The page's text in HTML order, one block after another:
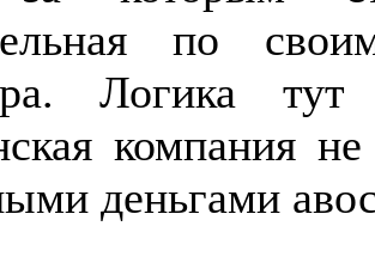
по
Логика
компания
деньгами